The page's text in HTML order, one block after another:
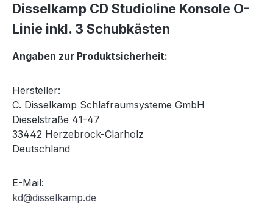
Disselkamp CD Studioline Konsole O-
Linie inkl. 3 Schubkästen
Angaben zur Produktsicherheit:
Hersteller:
C. Disselkamp Schlafraumsysteme GmbH
Dieselstraße 41-47
33442 Herzebrock-Clarholz
Deutschland
E-Mail:
kd@disselkamp.de